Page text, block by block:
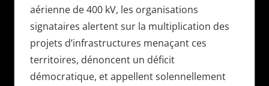
aérienne de 400 kV, les organisations
signataires alertent sur la multiplication des
projets d’infrastructures menaçant ces
territoires, dénoncent un déficit
démocratique, et appellent solennellement